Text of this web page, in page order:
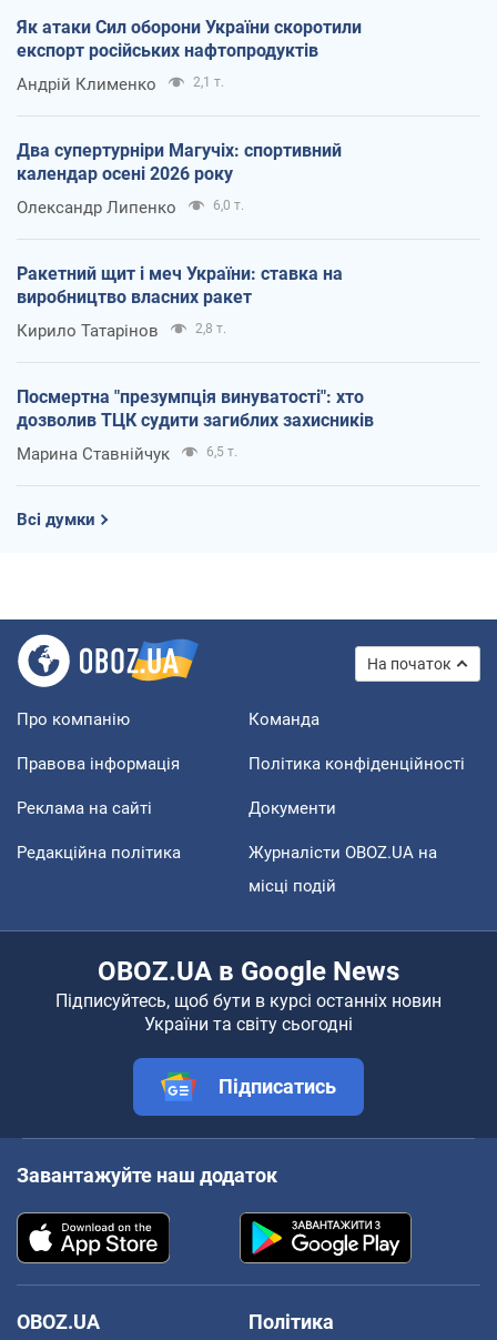
Як атаки Сил оборони України скоротили
експорт російських нафтопродуктів
Андрій Клименко 2,1 т.
Два супертурніри Магучіх: спортивний
календар осені 2026 року
Олександр Липенко 6,0 т.
Ракетний щит і меч України: ставка на
виробництво власних ракет
Кирило Татарінов 2,8 т.
Посмертна "презумпція винуватості": хто
дозволив ТЦК судити загиблих захисників
Марина Ставнійчук 6,5 т.
Всі думки
На початок
Про компанію Команда
Правова інформація Політика конфіденційності
Реклама на сайті Документи
Редакційна політика
Журналісти OBOZ.UA на
місці подій
OBOZ.UA в Google News
Підписуйтесь, щоб бути в курсі останніх новин
України та світу сьогодні
Підписатись
Завантажуйте наш додаток
OBOZ.UA
Політика